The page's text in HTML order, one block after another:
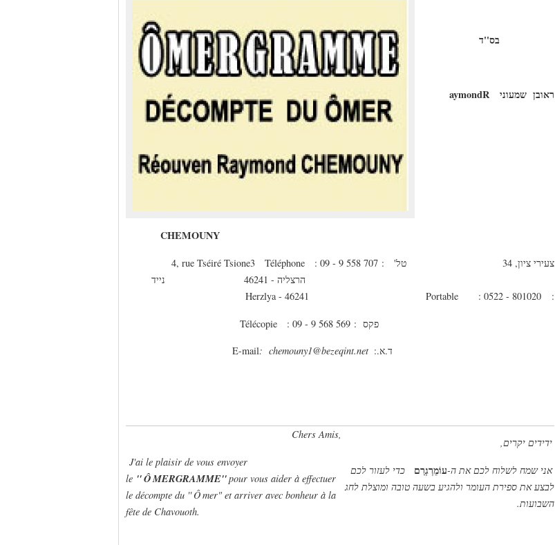
בס''ד
ראובן שמעוניR
aymond
CHEMOUNY
צעירי ציון, 34 טל' : Téléphone : 09 - 9 558 707
3
4, rue Tséiré Tsione
הרצליה - 46241 נייד
:
Portable : 0522 - 801020
Herzlya - 46241
פקס : Télécopie : 09 - 9 568 569
ד.א.: E-mail: chemouny1@bezeqint.net
ידידים יקרים,
אני שמח לשלוח לכם את ה-עוֹמֵרְגְרַם
כדי לעזור לכם
לבצע את ספירת העומר ולהגיע בשעה טובה ומוצלת לחג
השבועות.
Chers Amis,
J'ai le plaisir de vous envoyer
le ''ÔMERGRAMME''pour vous aider à effectuer
le décompte du '' Ômer" et arriver avec bonheur à la
fête de Chavouoth.